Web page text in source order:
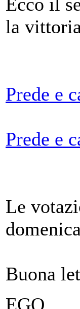
la
Prede e
Prede e
Le
Buona
EGO